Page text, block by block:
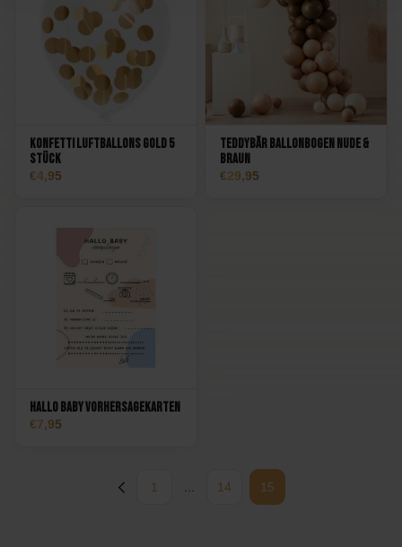
Konfetti Luftballons Gold 5
Stück
4,95
Teddybär Ballonbogen Nude &
Braun
29,95
Hallo Baby Vorhersagekarten
7,95
1 ... 14 15